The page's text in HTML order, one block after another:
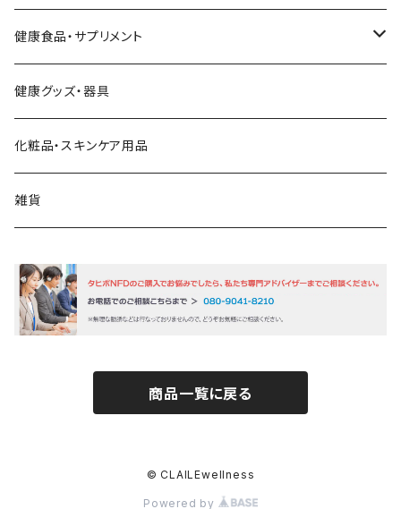
健康食品・サプリメント
タヒボNFD
ビタミンＣ
乳酸菌
健康グッズ・器具
化粧品・スキンケア用品
雑貨
商品一覧に戻る
© CLAILEwellness
Powered by